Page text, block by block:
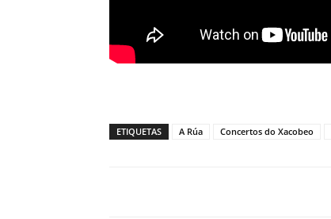
ETIQUETAS A Rúa Concertos do Xacobeo